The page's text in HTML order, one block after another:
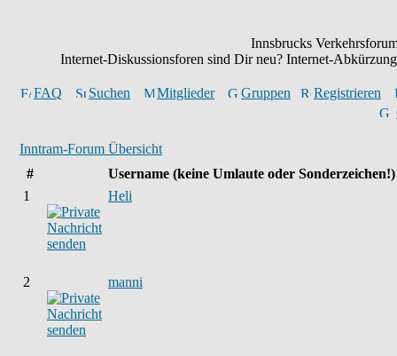
Innsbrucks
Internet-Diskussionsforen sind Dir neu? Internet-
FAQ Suchen Mitglieder Gruppen
Registrieren
Inntram-Forum Übersicht
#
Username (keine Umlaute oder Sonderzeichen!)
1
Heli
2 manni